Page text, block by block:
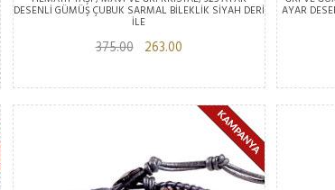
DESENLİ GÜMÜŞ ÇUBUK SARMAL BİLEKLİK SİYAH DERİ
İLE
375.00263.00
AYAR